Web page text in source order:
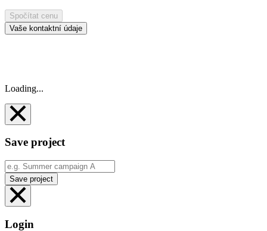
Spočítat cenu
Vaše kontaktní údaje
Loading...
Save project
Save project
Login